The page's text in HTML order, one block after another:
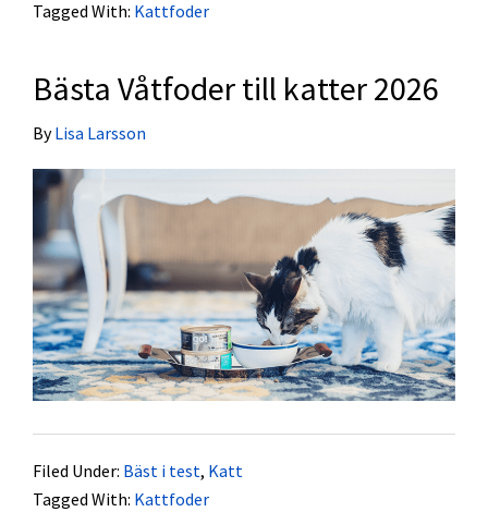
Tagged With: Kattfoder
Bästa Våtfoder till katter 2026
ByLisa Larsson
Filed Under: Bäst i test, Katt
Tagged With: Kattfoder